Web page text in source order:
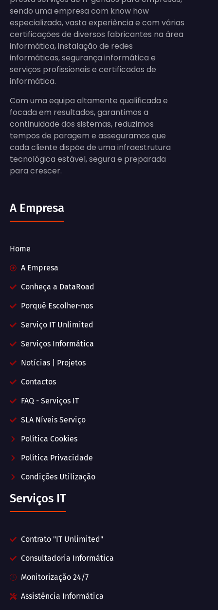
sendo uma empresa com know how
especializado, vasta experiência e com várias
certificações de diversos fabricantes na área
informática, instalação de redes
informáticas, segurança informática e
serviços profissionais e certificados de
informática.
Com uma equipa altamente qualificada e
focada em resultados, garantimos a
continuidade dos sistemas, reduzimos
tempos de paragem e asseguramos que
cada cliente dispõe de uma infraestrutura
tecnológica estável, segura e preparada
para crescer.
A Empresa
Home
A Empresa
Conheça a DataRoad
Porquê Escolher-nos
Serviço IT Unlimited
Serviços Informática
Notícias | Projetos
Contactos
FAQ - Serviços IT
SLA Níveis Serviço
Política Cookies
Política Privacidade
Condições Utilização
Serviços IT
Contrato "IT Unlimited"
Consultadoria Informática
Monitorização 24/7
Assistência Informática